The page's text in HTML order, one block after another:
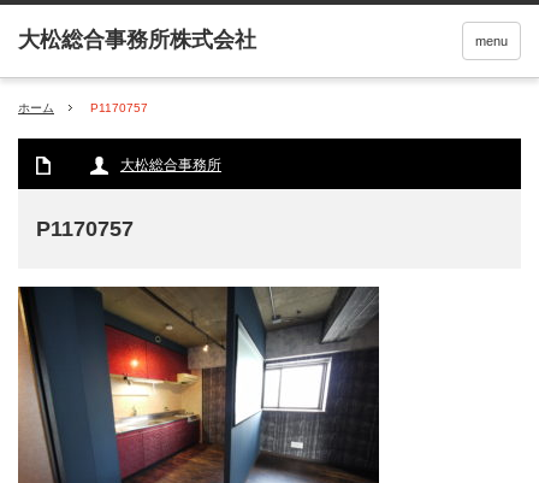
menu
ホーム P1170757
大松総合事務所
P1170757